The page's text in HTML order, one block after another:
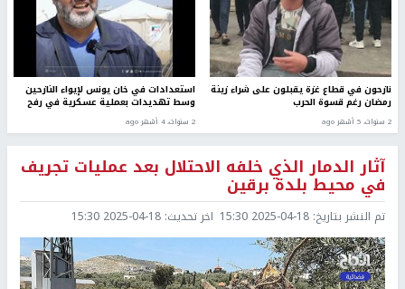
نازحون في قطاع غزة يقبلون على شراء زينة
رمضان رغم قسوة الحرب
2 سنوات، 5 أشهر ago
استعدادات في خان يونس لإيواء النازحين
وسط تهديدات بعملية عسكرية في رفح
2 سنوات، 4 أشهر ago
آثار الدمار الذي خلفه الاحتلال بعد عمليات تجريف
في محيط بلدة برقين
تم النشر بتاريخ: 2025-04-18 15:30 اخر تحديث: 2025-04-18 15:30